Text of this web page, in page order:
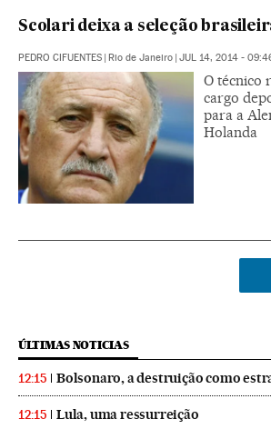
Scolari deixa a seleção
PEDRO CIFUENTES Rio de Janeiro JUL 14, 2014 -
O técnico
cargo
para a
Holanda
ÚLTIMAS NOTICIAS
12:15 Bolsonaro, a destruição como
12:15 Lula, uma ressurreição